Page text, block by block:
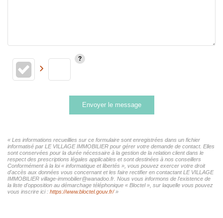
Envoyer le message
« Les informations recueillies sur ce formulaire sont enregistrées dans un fichier
informatisé par LE VILLAGE IMMOBILIER pour gérer votre demande de contact. Elles
sont conservées pour la durée nécessaire à la gestion de la relation client dans le
respect des prescriptions légales applicables et sont destinées à nos conseillers
Conformément à la loi « informatique et libertés », vous pouvez exercer votre droit
d'accès aux données vous concernant et les faire rectifier en contactant LE VILLAGE
IMMOBILIER village-immobilier@wanadoo.fr. Nous vous informons de l'existence de
la liste d'opposition au démarchage téléphonique « Bloctel », sur laquelle vous pouvez
vous inscrire ici : https://www.bloctel.gouv.fr/»